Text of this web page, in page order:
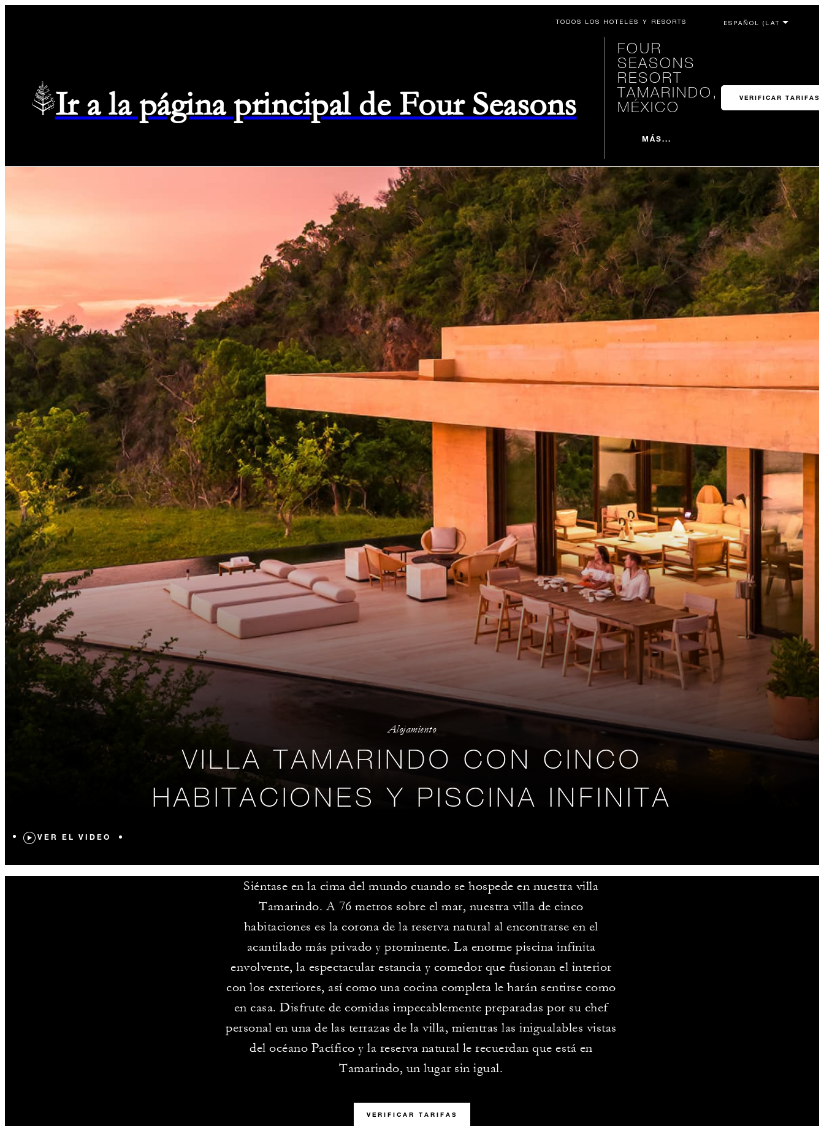
TODOS LOS HOTELES Y RESORTS
Ir a la página principal de Four Seasons
FOUR
SEASONS
RESORT
TAMARINDO,
MÉXICO
MÁS...
VERIFICAR TARIFAS
Alojamiento
VILLA TAMARINDO CON CINCO
HABITACIONES Y PISCINA INFINITA
VER EL VIDEO
Siéntase en la cima del mundo cuando se hospede en nuestra villa
Tamarindo. A 76 metros sobre el mar, nuestra villa de cinco
habitaciones es la corona de la reserva natural al encontrarse en el
acantilado más privado y prominente. La enorme piscina infinita
envolvente, la espectacular estancia y comedor que fusionan el interior
con los exteriores, así como una cocina completa le harán sentirse como
en casa. Disfrute de comidas impecablemente preparadas por su chef
personal en una de las terrazas de la villa, mientras las inigualables vistas
del océano Pacífico y la reserva natural le recuerdan que está en
Tamarindo, un lugar sin igual.
VERIFICAR TARIFAS